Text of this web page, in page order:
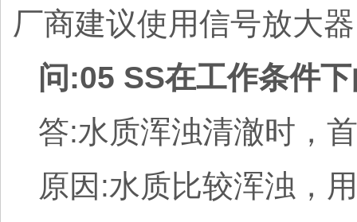
厂商建议使用信号放大
问:05 SS在工作条件
答:水质浑浊清澈时，
原因:水质比较浑浊，